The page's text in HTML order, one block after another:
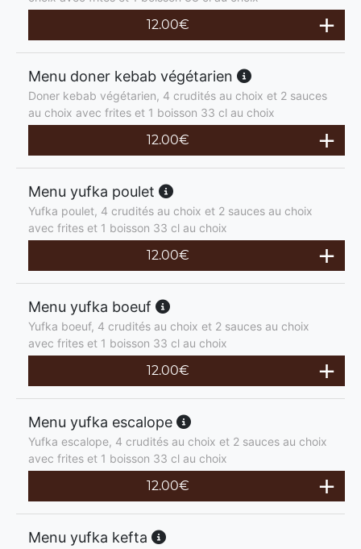
12.00€
Menu doner kebab végétarien
Doner kebab végétarien, 4 crudités au choix et 2 sauces
au choix avec frites et 1 boisson 33 cl au choix
12.00€
Menu yufka poulet
Yufka poulet, 4 crudités au choix et 2 sauces au choix
avec frites et 1 boisson 33 cl au choix
12.00€
Menu yufka boeuf
Yufka boeuf, 4 crudités au choix et 2 sauces au choix
avec frites et 1 boisson 33 cl au choix
12.00€
Menu yufka escalope
Yufka escalope, 4 crudités au choix et 2 sauces au choix
avec frites et 1 boisson 33 cl au choix
12.00€
Menu yufka kefta